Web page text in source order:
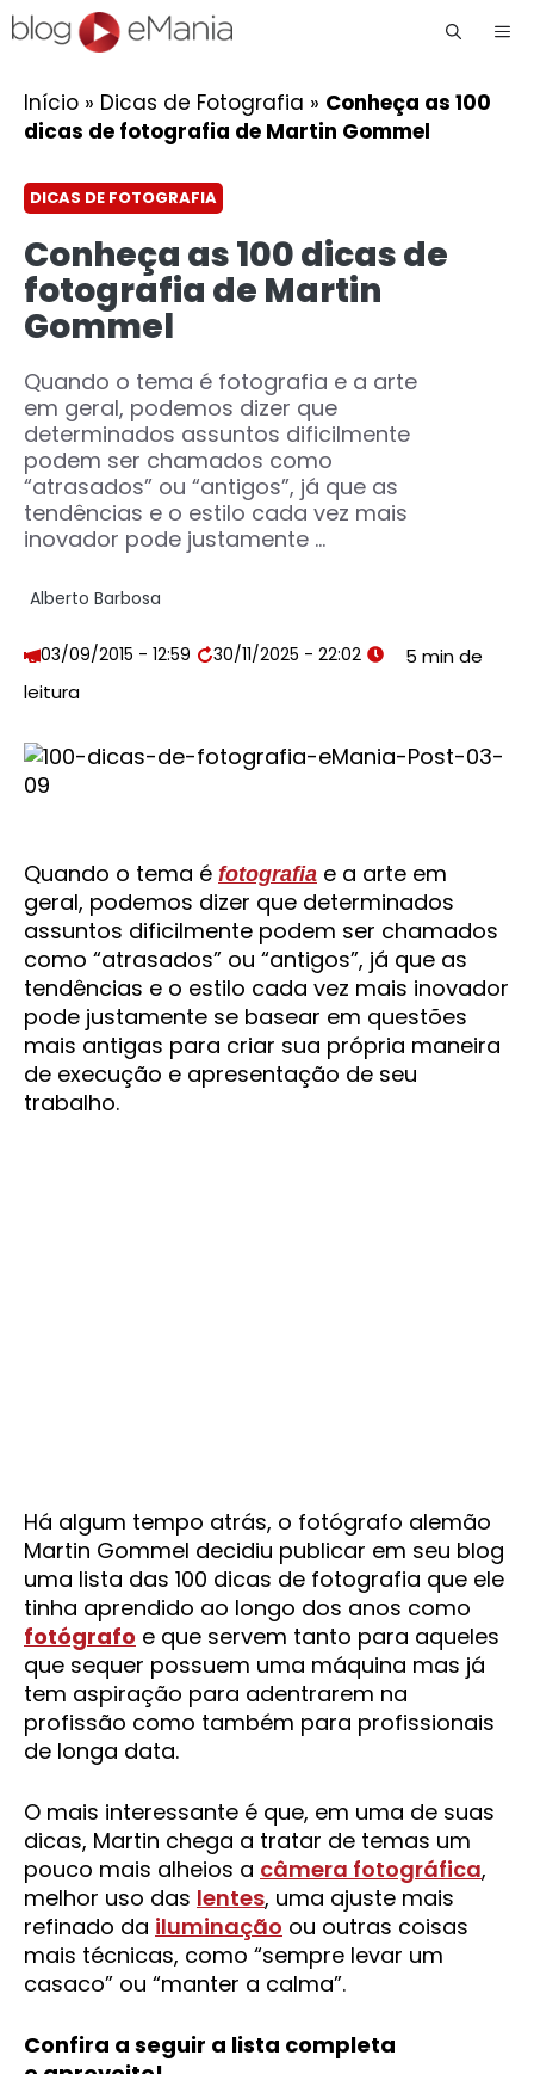
Início » Dicas de Fotografia » Conheça as 100
dicas de fotografia de Martin Gommel
DICAS DE FOTOGRAFIA
Conheça as 100 dicas de
fotografia de Martin
Gommel
Quando o tema é fotografia e a arte
em geral, podemos dizer que
determinados assuntos dificilmente
podem ser chamados como
“atrasados” ou “antigos”, já que as
tendências e o estilo cada vez mais
inovador pode justamente ...
Alberto Barbosa
03/09/2015 - 12:59 30/11/2025 - 22:02
Quando o tema é fotografia e a arte em
geral, podemos dizer que determinados
assuntos dificilmente podem ser chamados
como “atrasados” ou “antigos”, já que as
tendências e o estilo cada vez mais inovador
pode justamente se basear em questões
mais antigas para criar sua própria maneira
de execução e apresentação de seu
trabalho.
Há algum tempo atrás, o fotógrafo alemão
Martin Gommel decidiu publicar em seu blog
uma lista das 100 dicas de fotografia que ele
tinha aprendido ao longo dos anos como
fotógrafo e que servem tanto para aqueles
que sequer possuem uma máquina mas já
tem aspiração para adentrarem na
profissão como também para profissionais
de longa data.
O mais interessante é que, em uma de suas
dicas, Martin chega a tratar de temas um
pouco mais alheios a câmera fotográfica,
melhor uso das lentes, uma ajuste mais
refinado da iluminação ou outras coisas
mais técnicas, como “sempre levar um
casaco” ou “manter a calma”.
Confira a seguir a lista completa